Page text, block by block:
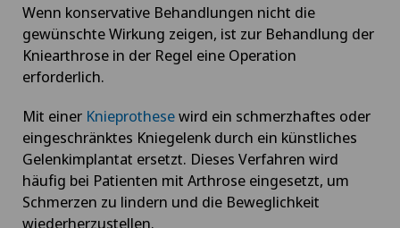
Wenn konservative Behandlungen nicht die
gewünschte Wirkung zeigen, ist zur Behandlung der
Kniearthrose in der Regel eine Operation
erforderlich.
Mit einer Knieprothesewird ein schmerzhaftes oder
eingeschränktes Kniegelenk durch ein künstliches
Gelenkimplantat ersetzt. Dieses Verfahren wird
häufig bei Patienten mit Arthrose eingesetzt, um
Schmerzen zu lindern und die Beweglichkeit
wiederherzustellen.